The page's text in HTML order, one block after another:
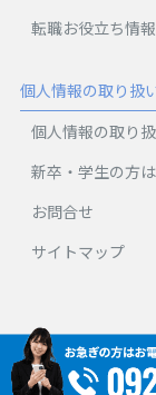
転職お役立ち情報
個人情報の取り扱
個人情報の取り
新卒・学生の方
お問合せ
サイトマップ